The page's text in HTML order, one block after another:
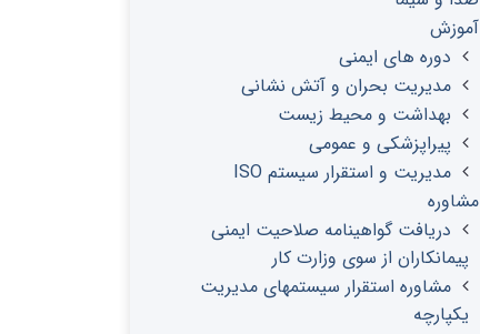
آموزش
دوره های ایمنی
مدیریت بحران و آتش نشانی
بهداشت و محیط زیست
پیراپزشکی و عمومی
مدیریت و استقرار سیستم ISO
مشاوره
دریافت گواهینامه صلاحیت ایمنی
پیمانکاران از سوی وزارت کار
مشاوره استقرار سیستمهای مدیریت
یکپارچه